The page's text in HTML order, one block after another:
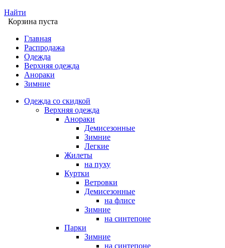
Найти
Корзина пуста
Главная
Распродажа
Одежда
Верхняя одежда
Анораки
Зимние
Одежда со скидкой
Верхняя одежда
Анораки
Демисезонные
Зимние
Легкие
Жилеты
на пуху
Куртки
Ветровки
Демисезонные
на флисе
Зимние
на синтепоне
Парки
Зимние
на синтепоне